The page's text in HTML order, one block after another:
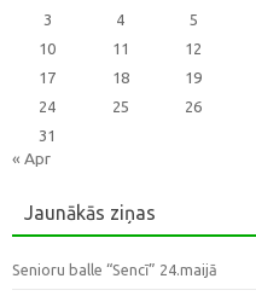
3
4 5
10
11 12
17
18 19
24
25 26
31
« Apr
Jaunākās ziņas
Senioru balle “Sencī” 24.maijā